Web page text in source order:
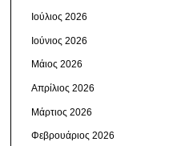
Ιούλιος 2026
Ιούνιος 2026
Μάιος 2026
Απρίλιος 2026
Μάρτιος 2026
Φεβρουάριος 2026